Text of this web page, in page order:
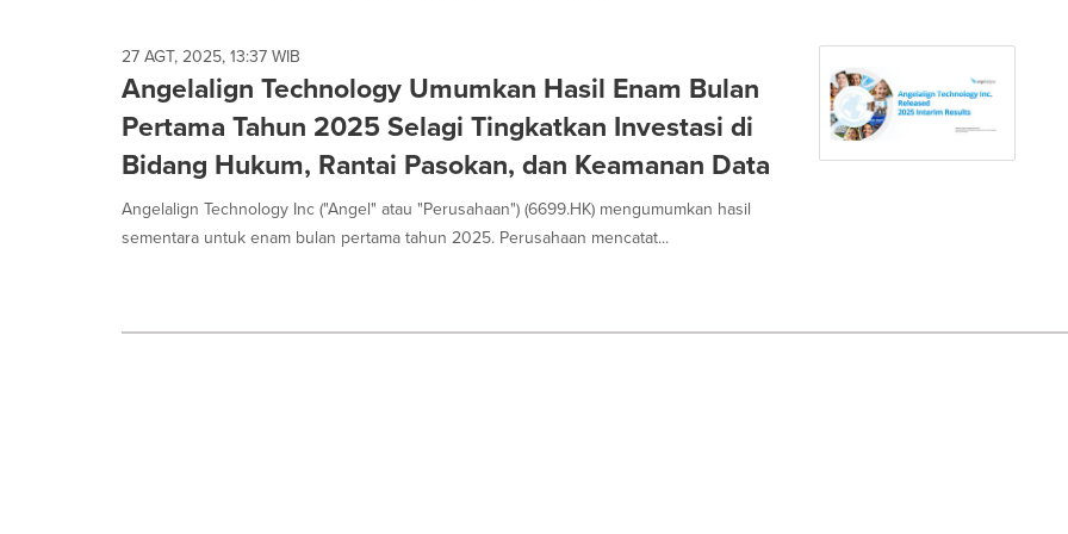
27 AGT, 2025, 13:37 WIB
Angelalign Technology Umumkan Hasil Enam Bulan
Pertama Tahun 2025 Selagi Tingkatkan Investasi di
Bidang Hukum, Rantai Pasokan, dan Keamanan Data
Angelalign Technology Inc ("Angel" atau "Perusahaan") (6699.HK) mengumumkan hasil
sementara untuk enam bulan pertama tahun 2025. Perusahaan mencatat...